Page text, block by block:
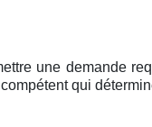
une demande
qui